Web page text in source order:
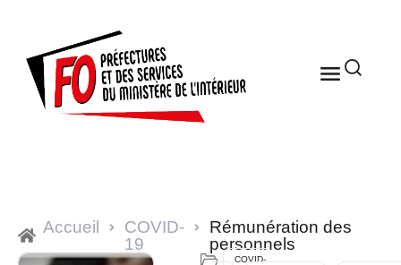
Accueil
COVID-
19
Rémunération des
personnels
COVID-